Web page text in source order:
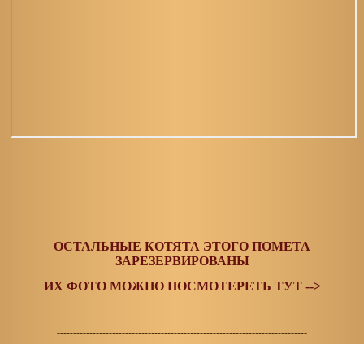
ОСТАЛЬНЫЕ КОТЯТА ЭТОГО ПОМЕТА
ЗАРЕЗЕРВИРОВАНЫ
ИХ ФОТО МОЖНО ПОСМОТЕРЕТЬ ТУТ -->
-----------------------------------------------------------------------------